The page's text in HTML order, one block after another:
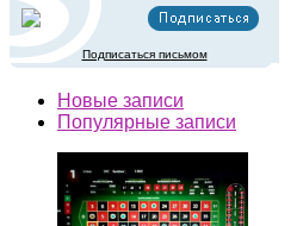
Подписаться письмом
Новые записи
Популярные записи